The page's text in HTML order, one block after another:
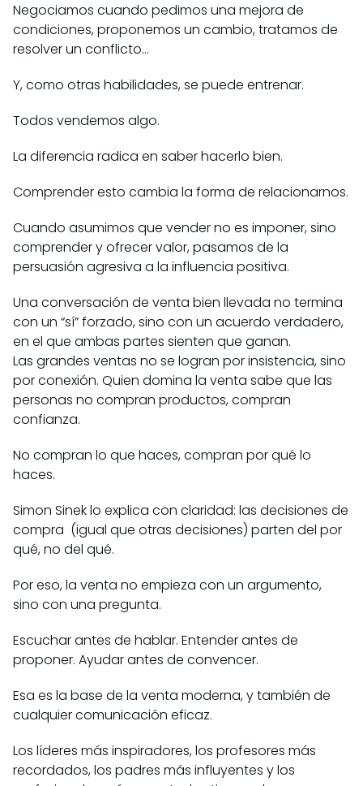
Negociamos cuando pedimos una mejora de
condiciones, proponemos un cambio, tratamos de
resolver un conflicto…
Y, como otras habilidades, se puede entrenar.
Todos vendemos algo.
La diferencia radica en saber hacerlo bien.
Comprender esto cambia la forma de relacionarnos.
Cuando asumimos que vender no es imponer, sino
comprender y ofrecer valor, pasamos de la
persuasión agresiva a la influencia positiva.
Una conversación de venta bien llevada no termina
con un “sí” forzado, sino con un acuerdo verdadero,
en el que ambas partes sienten que ganan.
Las grandes ventas no se logran por insistencia, sino
por conexión. Quien domina la venta sabe que las
personas no compran productos, compran
confianza.
No compran lo que haces, compran por qué lo
haces.
Simon Sinek lo explica con claridad: las decisiones de
compra (igual que otras decisiones) parten del por
qué, no del qué.
Por eso, la venta no empieza con un argumento,
sino con una pregunta.
Escuchar antes de hablar. Entender antes de
proponer. Ayudar antes de convencer.
Esa es la base de la venta moderna, y también de
cualquier comunicación eficaz.
Los líderes más inspiradores, los profesores más
recordados, los padres más influyentes y los